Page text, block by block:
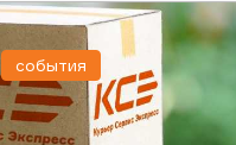
события